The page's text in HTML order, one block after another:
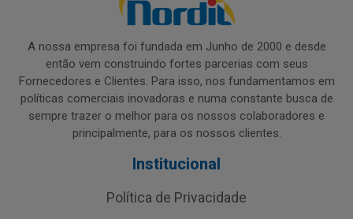
A nossa empresa foi fundada em Junho de 2000 e desde
então vem construindo fortes parcerias com seus
Fornecedores e Clientes. Para isso, nos fundamentamos em
políticas comerciais inovadoras e numa constante busca de
sempre trazer o melhor para os nossos colaboradores e
principalmente, para os nossos clientes.
Institucional
Política de Privacidade